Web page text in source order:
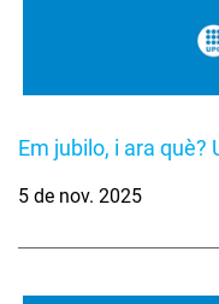
Em jubilo, i ara
5 de nov. 2025